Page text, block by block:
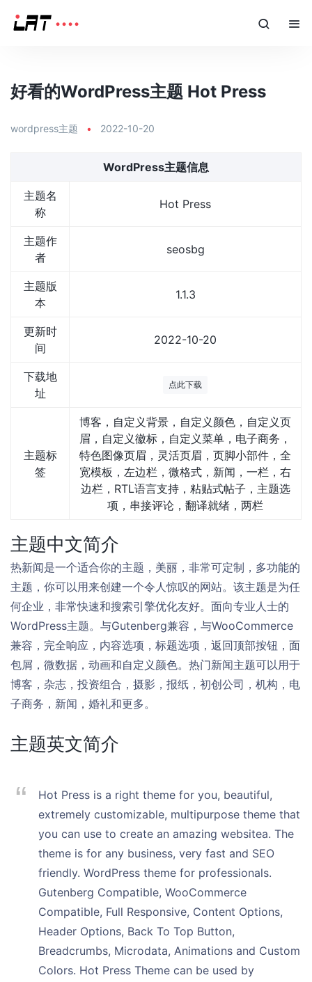
好看的WordPress主题 Hot Press
wordpress主题 • 2022-10-20
WordPress主题信息
主题名
称
Hot Press
主题作
者
seosbg
主题版
本
1.1.3
更新时
间
2022-10-20
下载地
址
点此下载
主题标
签
博客，自定义背景，自定义颜色，自定义页
眉，自定义徽标，自定义菜单，电子商务，
特色图像页眉，灵活页眉，页脚小部件，全
宽模板，左边栏，微格式，新闻，一栏，右
边栏，RTL语言支持，粘贴式帖子，主题选
项，串接评论，翻译就绪，两栏
主题中文简介
热新闻是一个适合你的主题，美丽，非常可定制，多功能的
主题，你可以用来创建一个令人惊叹的网站。该主题是为任
何企业，非常快速和搜索引擎优化友好。面向专业人士的
WordPress主题。与Gutenberg兼容，与WooCommerce
兼容，完全响应，内容选项，标题选项，返回顶部按钮，面
包屑，微数据，动画和自定义颜色。热门新闻主题可以用于
博客，杂志，投资组合，摄影，报纸，初创公司，机构，电
子商务，新闻，婚礼和更多。
主题英文简介
Hot Press is a right theme for you, beautiful,
extremely customizable, multipurpose theme that
you can use to create an amazing websitea. The
theme is for any business, very fast and SEO
friendly. WordPress theme for professionals.
Gutenberg Compatible, WooCommerce
Compatible, Full Responsive, Content Options,
Header Options, Back To Top Button,
Breadcrumbs, Microdata, Animations and Custom
Colors. Hot Press Theme can be used by